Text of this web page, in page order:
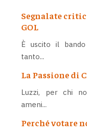
Segnalate
GOL
È uscito il
tanto...
La Passione di
Luzzi, per chi
ameni...
Perché votare